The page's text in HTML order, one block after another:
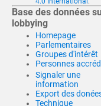
Base des données
lobbying
Homepage
Parlementaires
Groupes d'intérêt
Personnes
Signaler une
information
Export des
Technique